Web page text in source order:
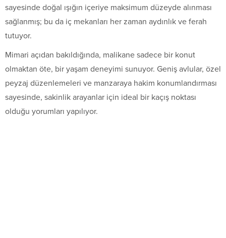
sayesinde doğal ışığın içeriye maksimum düzeyde alınması
sağlanmış; bu da iç mekanları her zaman aydınlık ve ferah
tutuyor.
Mimari açıdan bakıldığında, malikane sadece bir konut
olmaktan öte, bir yaşam deneyimi sunuyor. Geniş avlular, özel
peyzaj düzenlemeleri ve manzaraya hakim konumlandırması
sayesinde, sakinlik arayanlar için ideal bir kaçış noktası
olduğu yorumları yapılıyor.